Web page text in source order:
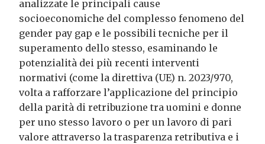
analizzate le principali cause
socioeconomiche del complesso fenomeno del
gender pay gap e le possibili tecniche per il
superamento dello stesso, esaminando le
potenzialità dei più recenti interventi
normativi (come la direttiva (UE) n. 2023/970,
volta a rafforzare l’applicazione del principio
della parità di retribuzione tra uomini e donne
per uno stesso lavoro o per un lavoro di pari
valore attraverso la trasparenza retributiva e i